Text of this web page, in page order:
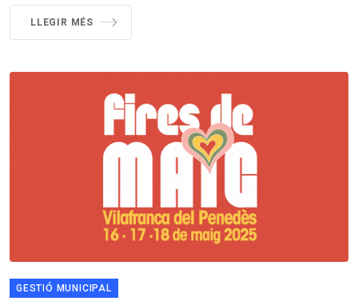
LLEGIR MÉS
GESTIÓ MUNICIPAL